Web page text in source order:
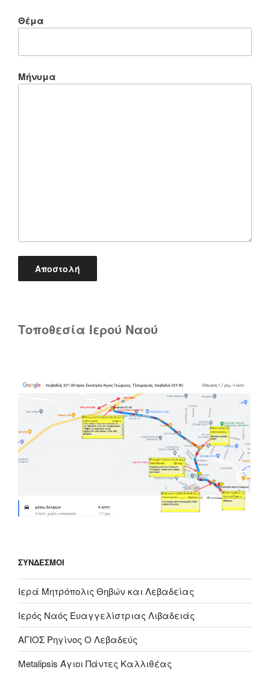
Θέμα
Μήνυμα
Τοποθεσία Ιερού Ναού
ΣΎΝΔΕΣΜΟΙ
Ιερά Μητρόπολις Θηβών και Λεβαδείας
Ιερός Ναός Ευαγγελίστριας Λιβαδειάς
ΑΓΙΟΣ Ρηγίνος Ο Λεβαδεύς
Metalipsis Άγιοι Πάντες Καλλιθέας